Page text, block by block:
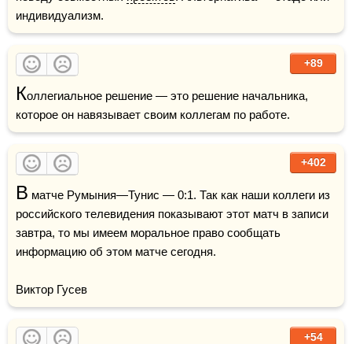
индивидуализм.
+89
Коллегиальное решение — это решение начальника,
которое он навязывает своим коллегам по работе.
+402
В матче Румыния—Тунис — 0:1. Так как наши коллеги из
российского телевидения показывают этот матч в записи
завтра, то мы имеем моральное право сообщать
информацию об этом матче сегодня.
Виктор Гусев
+54